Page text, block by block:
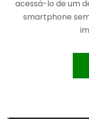
acessá-lo de um
smartphone